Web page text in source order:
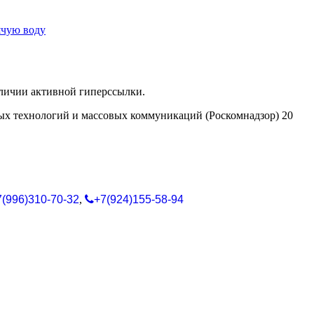
воду
активной гиперссылки.
технологий и массовых коммуникаций (Роскомнадзор) 20
70-32, +7(924)155-58-94